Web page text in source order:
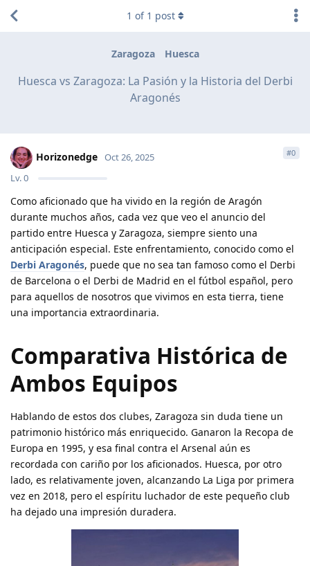
Zaragoza Huesca
Huesca vs Zaragoza: La Pasión y la Historia del Derbi
Aragonés
1 of 1 post
Horizonedge
Lv.0
Oct 26, 2025 #0
Como aficionado que ha vivido en la región de Aragón
durante muchos años, cada vez que veo el anuncio del
partido entre Huesca y Zaragoza, siempre siento una
anticipación especial. Este enfrentamiento, conocido como el
Derbi Aragonés, puede que no sea tan famoso como el Derbi
de Barcelona o el Derbi de Madrid en el fútbol español, pero
para aquellos de nosotros que vivimos en esta tierra, tiene
una importancia extraordinaria.
Comparativa Histórica de
Ambos Equipos
Hablando de estos dos clubes, Zaragoza sin duda tiene un
patrimonio histórico más enriquecido. Ganaron la Recopa de
Europa en 1995, y esa final contra el Arsenal aún es
recordada con cariño por los aficionados. Huesca, por otro
lado, es relativamente joven, alcanzando La Liga por primera
vez en 2018, pero el espíritu luchador de este pequeño club
ha dejado una impresión duradera.